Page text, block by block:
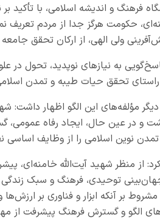
فرهنگ و اندیشه اسلامی، با تأکید
حکومت هرگز جدا از مردم
ولی الهی، از ارکان تحقق
به نیازهای نوپدید، تحول در
راستای تحقق حیات طیبه و تمدن
مؤلفه‌های این الگو اظهار داشت:
و در عین حال، ایجاد رفاه عمومی،
نوین اسلامی را از وظایف اساسی
از منظر شهید آیت‌الله خامنه‌ای،
توحیدی، فرهنگ و سبک
بر آنکه ابزار و فناوری بر
الگو و گسترش فرهنگ پیشرفت از